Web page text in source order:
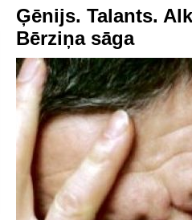
Ģēnijs. Talants.
Bērziņa sāga